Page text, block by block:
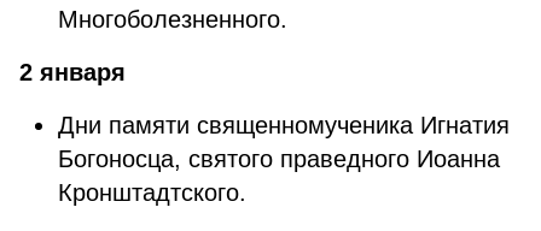
Многоболезненного.
2 января
Дни памяти священномученика Игнатия
Богоносца, святого праведного Иоанна
Кронштадтского.